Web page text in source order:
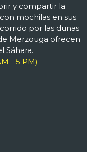
y compartir la
mochilas en sus
por las dunas
Merzouga ofrecen
Sáhara.
- 5 PM)